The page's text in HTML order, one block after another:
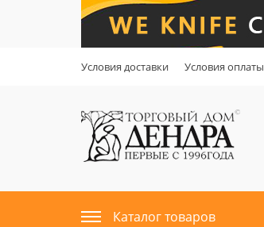
Условия доставки Условия оплаты
Каталог товаров